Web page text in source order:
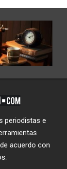
periodistas e
acuerdo con